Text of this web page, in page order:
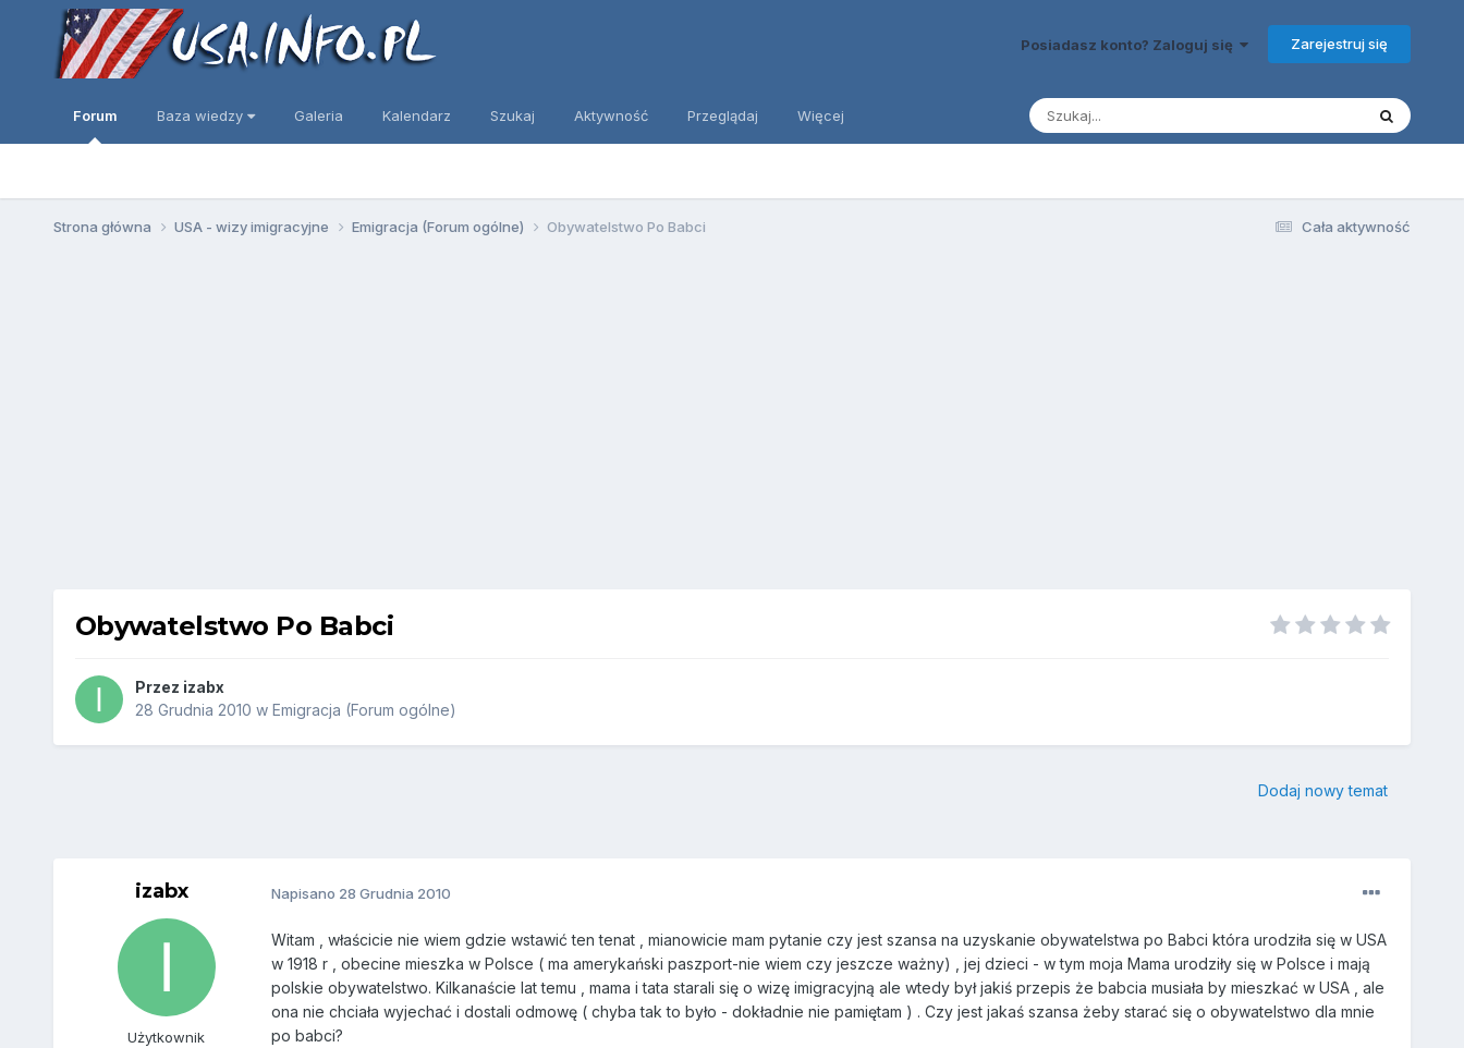
Posiadasz konto? Zaloguj się Zarejestruj się
Forum Baza wiedzy Galeria Kalendarz Szukaj Aktywność Przeglądaj Więcej
Cała aktywność
Strona główna USA - wizy imigracyjne Emigracja (Forum ogólne) Obywatelstwo Po Babci
Obywatelstwo Po Babci
Przez izabx
28 Grudnia 2010 w Emigracja (Forum ogólne)
Dodaj nowy temat
izabx
Użytkownik
Napisano 28 Grudnia 2010
Witam , właścicie nie wiem gdzie wstawić ten tenat , mianowicie mam pytanie czy jest szansa na uzyskanie obywatelstwa po Babci która urodziła się w USA
w 1918 r , obecine mieszka w Polsce ( ma amerykański paszport-nie wiem czy jeszcze ważny) , jej dzieci - w tym moja Mama urodziły się w Polsce i mają
polskie obywatelstwo. Kilkanaście lat temu , mama i tata starali się o wizę imigracyjną ale wtedy był jakiś przepis że babcia musiała by mieszkać w USA , ale
ona nie chciała wyjechać i dostali odmowę ( chyba tak to było - dokładnie nie pamiętam ) . Czy jest jakaś szansa żeby starać się o obywatelstwo dla mnie
po babci?